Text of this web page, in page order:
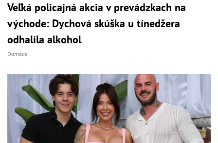
Veľká policajná akcia v prevádzkach na
východe: Dychová skúška u tínedžera
odhalila alkohol
Domáce